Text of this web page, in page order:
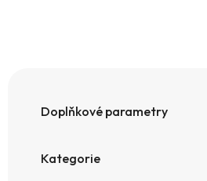
Doplňkové parametry
Kategorie